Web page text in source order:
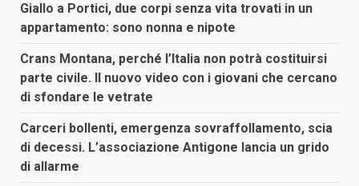
Giallo a Portici, due corpi senza vita trovati in un
appartamento: sono nonna e nipote
Crans Montana, perché l’Italia non potrà costituirsi
parte civile. Il nuovo video con i giovani che cercano
di sfondare le vetrate
Carceri bollenti, emergenza sovraffollamento, scia
di decessi. L’associazione Antigone lancia un grido
di allarme